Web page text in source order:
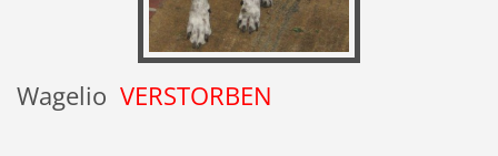
Wagelio VERSTORBEN